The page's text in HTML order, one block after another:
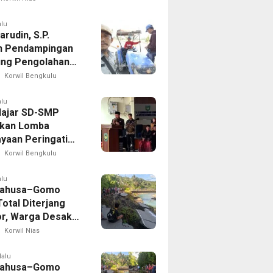
S.P.
Pendampingan
Pengolahan
di Seginim
Korwil Bengkulu
SD-SMP
Lomba
Peringati
81 di Bengkulu
Korwil Bengkulu
Diterjang
Warga Desak
Nias Selatan
Korwil Nias